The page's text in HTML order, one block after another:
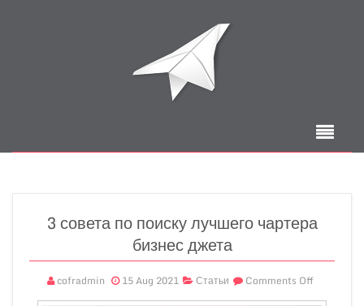
3 совета по поиску лучшего чартера
бизнес джета
cofradmin 15 Aug 2021 Статьи Comments Off